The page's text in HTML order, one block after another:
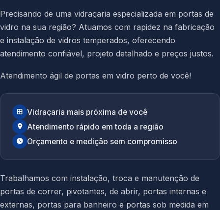
Precisando de uma vidraçaria especializada em portas de
vidro na sua região? Atuamos com rapidez na fabricação
e instalação de vidros temperados, oferecendo
atendimento confiável, projeto detalhado e preços justos.
Atendimento ágil de portas em vidro perto de você!
Vidraçaria mais próxima de você
Atendimento rápido em toda a região
Orçamento e medição sem compromisso
Trabalhamos com instalação, troca e manutenção de
portas de correr, pivotantes, de abrir, portas internas e
externas, portas para banheiro e portas sob medida em